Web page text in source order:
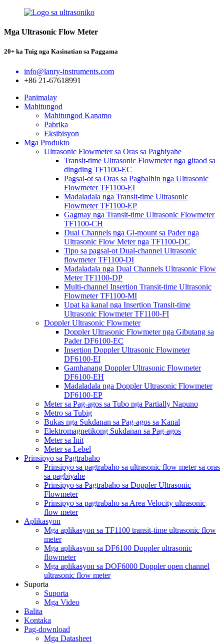
Mga Ultrasonic Flow Meter
20+ ka Tuig nga Kasinatian sa Paggama
info@lanry-instruments.com
+86 21-67618991
Panimalay
Mahitungod
Mahitungod Kanamo
Pabrika
Eksibisyon
Mga Produkto
Ultrasonic Flowmeter sa Oras sa Pagbiyahe
Transit-time Ultrasonic Flowmeter nga gitaod sa
dingding TF1100-EC
Pagsal-ot sa Oras sa Pagbalhin nga Ultrasonic
Flowmeter TF1100-EI
Madaladala nga Transit-time Ultrasonic
Flowmeter TF1100-EP
Gagmay nga Transit-time Ultrasonic Flowmeter
TF1100-CH
Dual Channels nga Gi-mount sa Pader nga
Ultrasonic Flow Meter nga TF1100-DC
Tipo sa pagsal-ot Dual-channel Ultrasonic
flowmeter TF1100-DI
Madaladala nga Dual Channels Ultrasonic Flow
Meter TF1100-DP
Multi-channel Insertion Transit-time Ultrasonic
Flowmeter TF1100-MI
Upat ka kanal nga Insertion Transit-time
Ultrasonic Flowmeter TF1100-FI
Doppler Ultrasonic Flowmeter
Doppler Ultrasonic Flowmeter nga Gibutang sa
Pader DF6100-EC
Insertion Doppler Ultrasonic Flowmeter
DF6100-EI
Gamhanang Doppler Ultrasonic Flowmeter
DF6100-EH
Madaladala nga Doppler Ultrasonic Flowmeter
DF6100-EP
Meter sa Pag-agos sa Tubo nga Partially Napuno
Metro sa Tubig
Bukas nga Sukdanan sa Pag-agos sa Kanal
Elektromagnetikong Sukdanan sa Pag-agos
Meter sa Init
Meter sa Lebel
Prinsipyo sa Pagtrabaho
Prinsipyo sa pagtrabaho sa ultrasonic flow meter sa oras
sa pagbiyahe
Prinsipyo sa Pagtrabaho sa Doppler Ultrasonic
Flowmeter
Prinsipyo sa pagtrabaho sa Area Velocity ultrasonic
flow meter
Aplikasyon
Mga aplikasyon sa TF1100 transit-time ultrasonic flow
meter
Mga aplikasyon sa DF6100 Doppler ultrasonic
flowmeter
Mga aplikasyon sa DOF6000 Doppler open channel
ultrasonic flow meter
Suporta
Suporta
Mga Video
Balita
Kontaka
Pag-download
Mga Datasheet